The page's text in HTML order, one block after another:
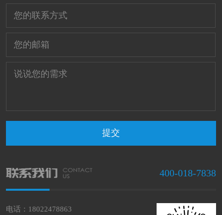
400-018-7838
电话：18022478863